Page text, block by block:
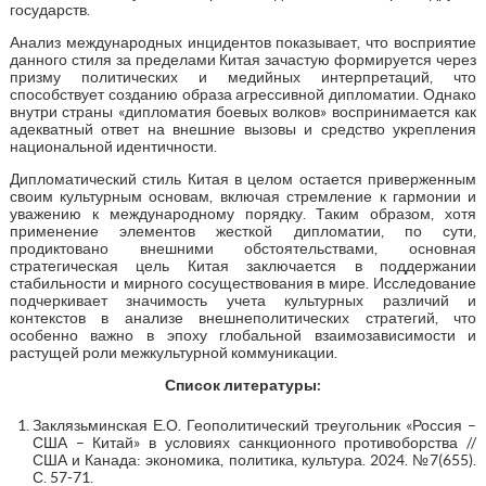
государств.
Анализ международных инцидентов показывает, что восприятие
данного стиля за пределами Китая зачастую формируется через
призму политических и медийных интерпретаций, что
способствует созданию образа агрессивной дипломатии. Однако
внутри страны «дипломатия боевых волков» воспринимается как
адекватный ответ на внешние вызовы и средство укрепления
национальной идентичности.
Дипломатический стиль Китая в целом остается приверженным
своим культурным основам, включая стремление к гармонии и
уважению к международному порядку. Таким образом, хотя
применение элементов жесткой дипломатии, по сути,
продиктовано внешними обстоятельствами, основная
стратегическая цель Китая заключается в поддержании
стабильности и мирного сосуществования в мире. Исследование
подчеркивает значимость учета культурных различий и
контекстов в анализе внешнеполитических стратегий, что
особенно важно в эпоху глобальной взаимозависимости и
растущей роли межкультурной коммуникации.
Список литературы:
Заклязьминская Е.О. Геополитический треугольник «Россия –
США – Китай» в условиях санкционного противоборства //
США и Канада: экономика, политика, культура. 2024. №7(655).
С. 57-71.